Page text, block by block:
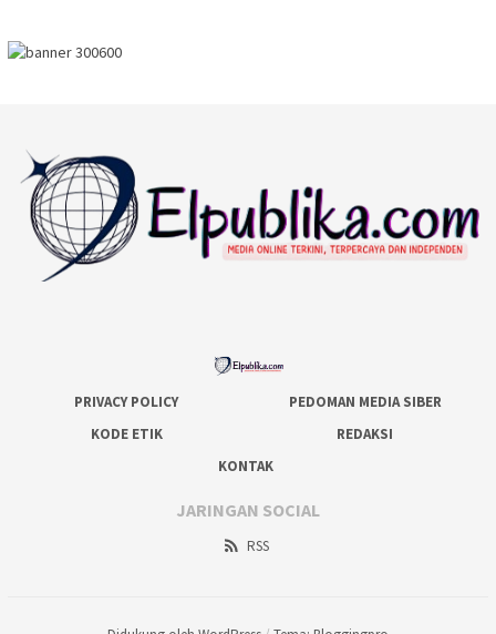
PRIVACY POLICY
PEDOMAN MEDIA SIBER
KODE ETIK
REDAKSI
KONTAK
JARINGAN SOCIAL
RSS